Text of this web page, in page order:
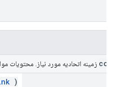
content زمینه اتحادیه مورد نیاز. محتویات
)